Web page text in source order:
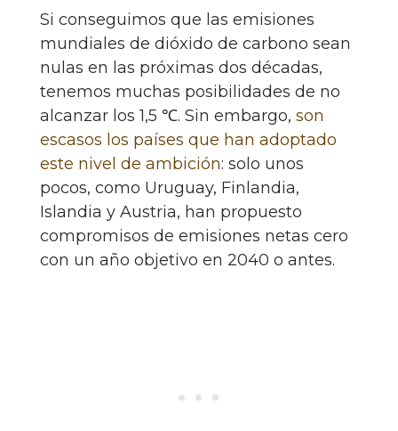
Si conseguimos que las emisiones
mundiales de dióxido de carbono sean
nulas en las próximas dos décadas,
tenemos muchas posibilidades de no
alcanzar los 1,5 ℃. Sin embargo, son
escasos los países que han adoptado
este nivel de ambición: solo unos
pocos, como Uruguay, Finlandia,
Islandia y Austria, han propuesto
compromisos de emisiones netas cero
con un año objetivo en 2040 o antes.